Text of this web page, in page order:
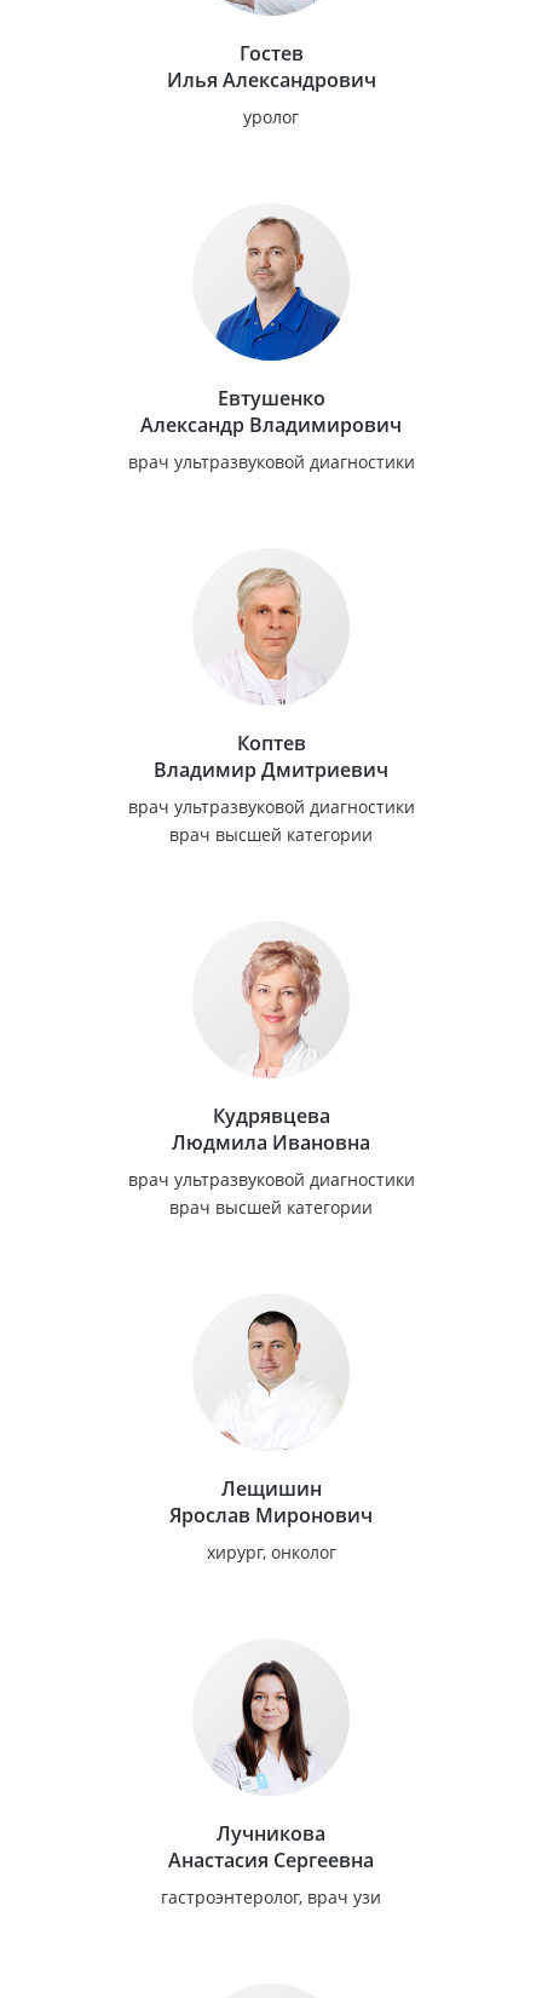
Гостев
Илья Александрович
уролог
Евтушенко
Александр Владимирович
врач ультразвуковой диагностики
Коптев
Владимир Дмитриевич
врач ультразвуковой диагностики
врач высшей категории
Кудрявцева
Людмила Ивановна
врач ультразвуковой диагностики
врач высшей категории
Лещишин
Ярослав Миронович
хирург, онколог
Лучникова
Анастасия Сергеевна
гастроэнтеролог, врач узи